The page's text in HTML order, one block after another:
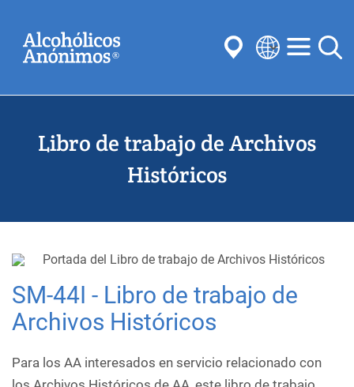
content
Buscar
Enviar
Búsquedas habituales:
Anonimato
Conceptos
Comités
Select
language
Libro de trabajo de Archivos
Históricos
SM-44I - Libro de trabajo de
Archivos Históricos
Para los AA interesados en servicio relacionado con